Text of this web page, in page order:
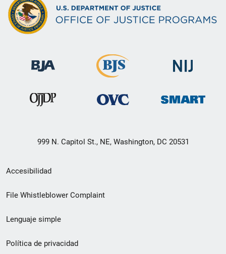
999 N. Capitol St., NE, Washington, DC 20531
Menú
de
de
pie
Accesibilidad
File Whistleblower Complaint
Lenguaje simple
Política de privacidad